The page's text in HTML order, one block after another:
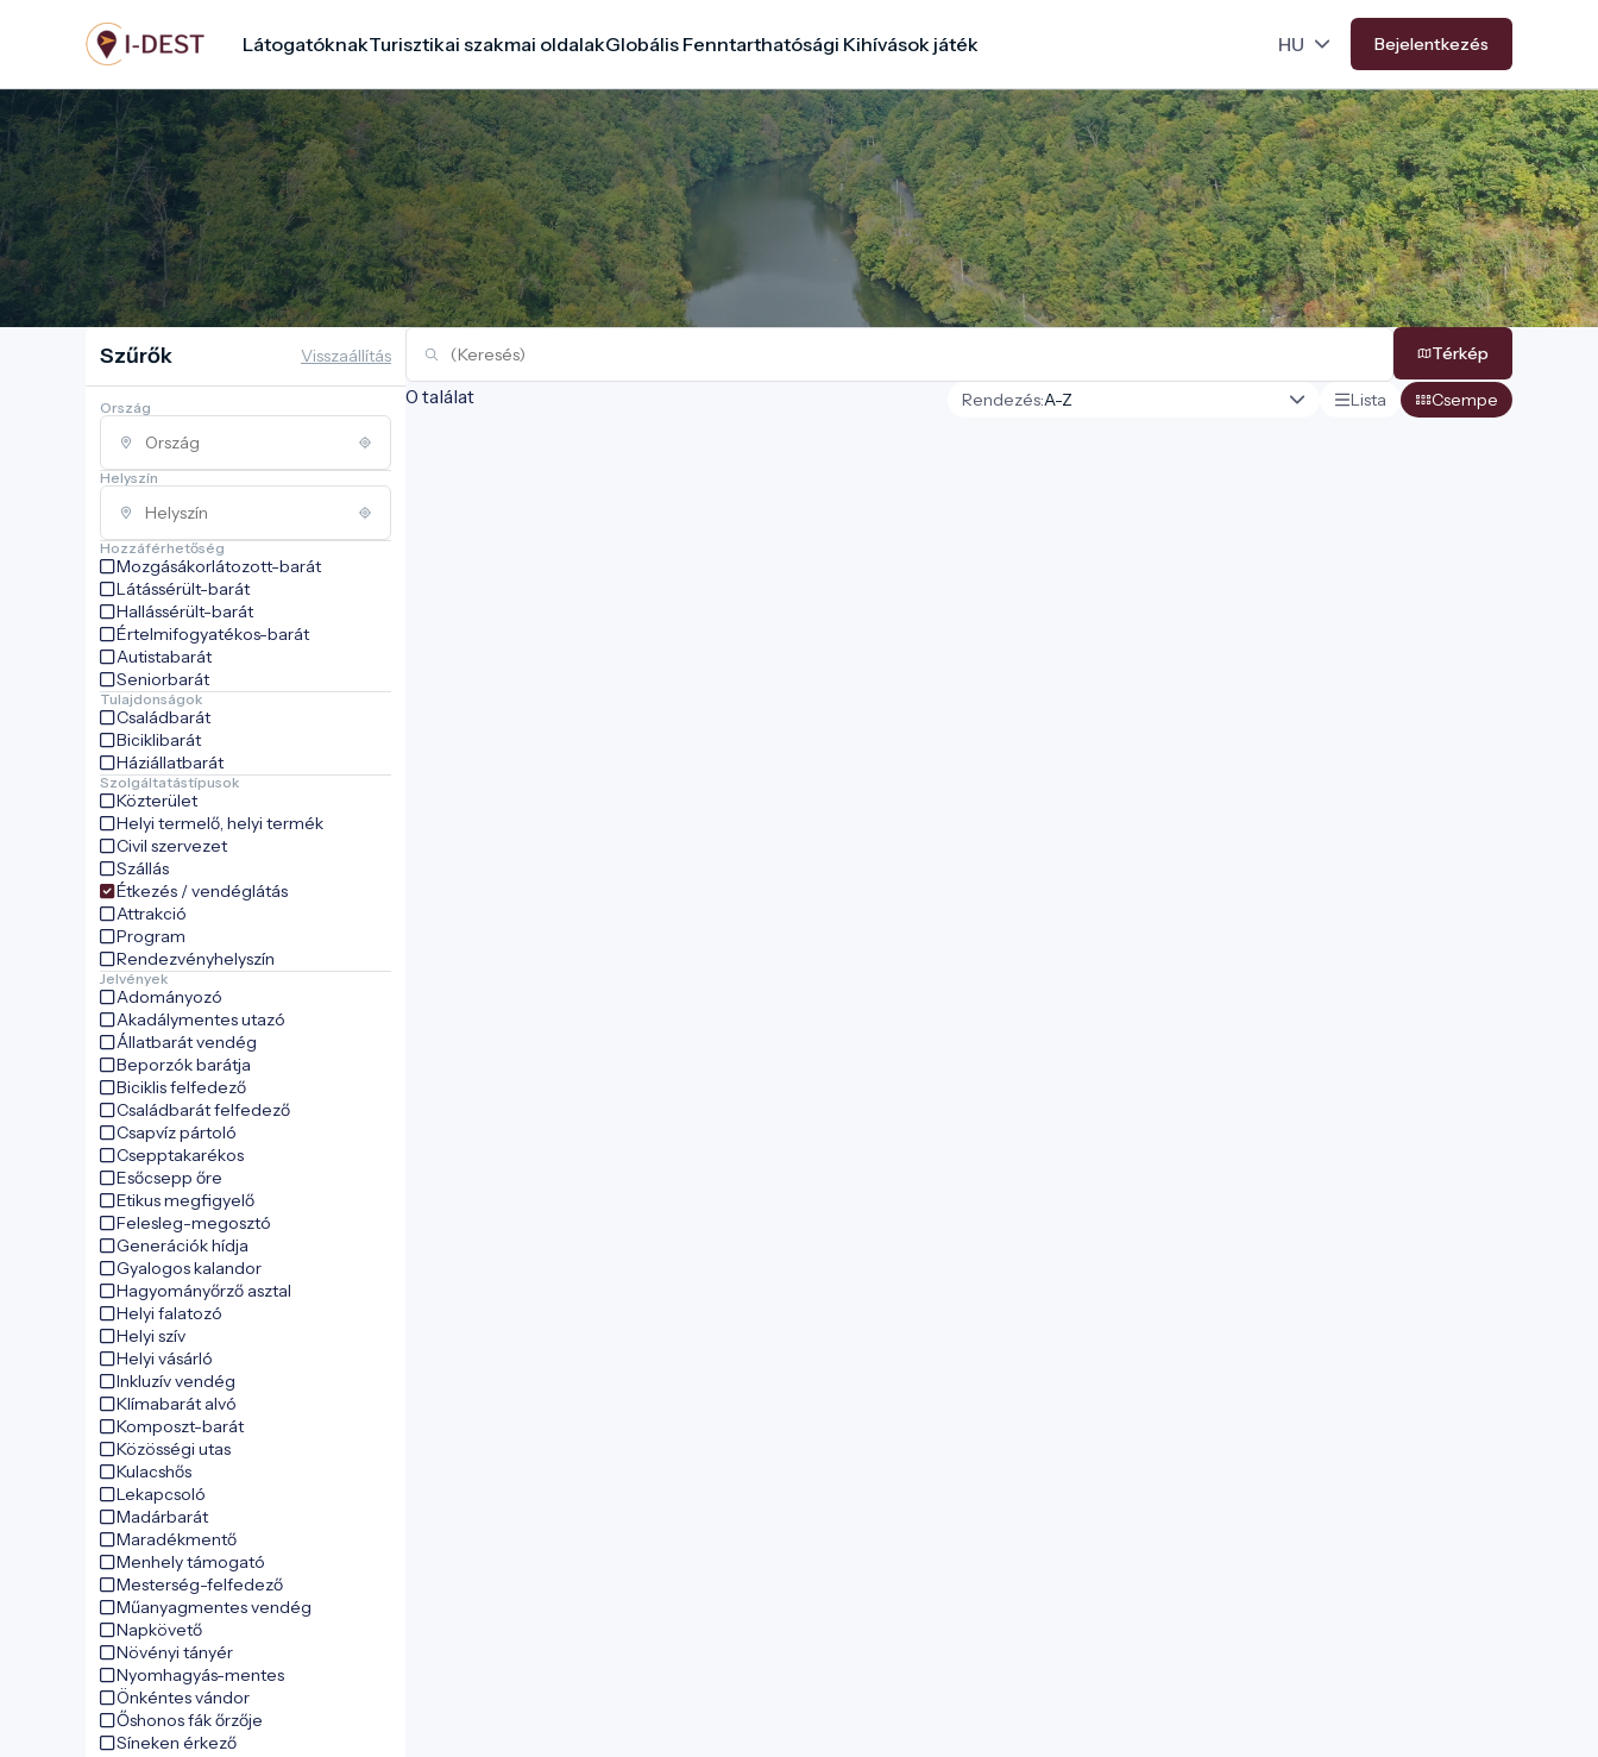
tartalomra
LátogatóknakTurisztikai szakmai oldalakGlobális Fenntarthatósági Kihívások játék Bejelentkezés
Szűrők Visszaállítás
Ország
Helyszín
Hozzáférhetőség
Mozgásákorlátozott-barát
Látássérült-barát
Hallássérült-barát
Értelmifogyatékos-barát
Autistabarát
Seniorbarát
Tulajdonságok
Családbarát
Biciklibarát
Háziállatbarát
Szolgáltatástípusok
Közterület
Helyi termelő, helyi termék
Civil szervezet
Szállás
Étkezés / vendéglátás
Attrakció
Program
Rendezvényhelyszín
Jelvények
Adományozó
Akadálymentes utazó
Állatbarát vendég
Beporzók barátja
Biciklis felfedező
Családbarát felfedező
Csapvíz pártoló
Csepptakarékos
Esőcsepp őre
Etikus megfigyelő
Felesleg-megosztó
Generációk hídja
Gyalogos kalandor
Hagyományőrző asztal
Helyi falatozó
Helyi szív
Helyi vásárló
Inkluzív vendég
Klímabarát alvó
Komposzt-barát
Közösségi utas
Kulacshős
Lekapcsoló
Madárbarát
Maradékmentő
Menhely támogató
Mesterség-felfedező
Műanyagmentes vendég
Napkövető
Növényi tányér
Nyomhagyás-mentes
Önkéntes vándor
Őshonos fák őrzője
Síneken érkező
Térkép
0 találat Rendezés: Lista Csempe